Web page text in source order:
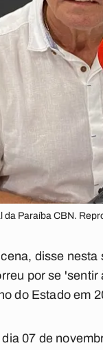
da Paraíba CBN.
disse
por se
do Estado em
07 de